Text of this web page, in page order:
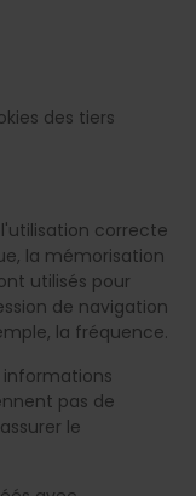
des tiers
correcte
la mémorisation
utilisés pour
de navigation
la fréquence.
informations
pas de
le